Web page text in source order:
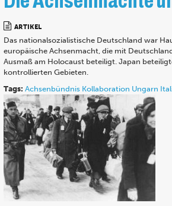
ARTIKEL
Das nationalsozialistische Deutschland war
europäische Achsenmacht, die mit
Ausmaß am Holocaust beteiligt. Japan
kontrollierten Gebieten.
Tags: Achsenbündnis Kollaboration Ungarn